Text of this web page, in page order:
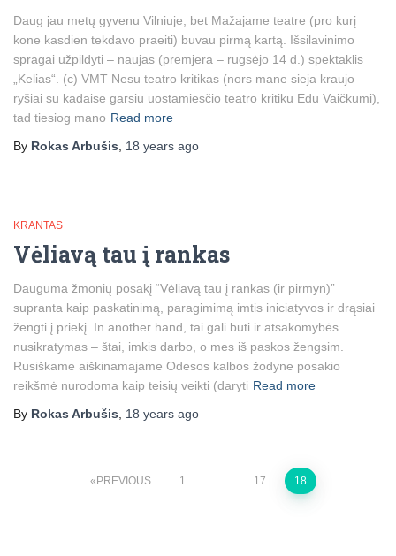
Daug jau metų gyvenu Vilniuje, bet Mažajame teatre (pro kurį
kone kasdien tekdavo praeiti) buvau pirmą kartą. Išsilavinimo
spragai užpildyti – naujas (premjera – rugsėjo 14 d.) spektaklis
„Kelias“. (c) VMT Nesu teatro kritikas (nors mane sieja kraujo
ryšiai su kadaise garsiu uostamiesčio teatro kritiku Edu Vaičkumi),
tad tiesiog mano Read more
By Rokas Arbušis 18 years ago
KRANTAS
Vėliavą tau į rankas
Dauguma žmonių posakį “Vėliavą tau į rankas (ir pirmyn)”
supranta kaip paskatinimą, paragimimą imtis iniciatyvos ir drąsiai
žengti į priekį. In another hand, tai gali būti ir atsakomybės
nusikratymas – štai, imkis darbo, o mes iš paskos žengsim.
Rusiškame aiškinamajame Odesos kalbos žodyne posakio
reikšmė nurodoma kaip teisių veikti (daryti Read more
By Rokas Arbušis 18 years ago
PREVIOUS 1 … 17 18